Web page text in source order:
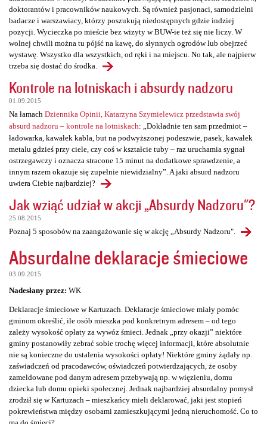
doktorantów i pracowników naukowych. Są również pasjonaci, samodzielni
badacze i warszawiacy, którzy poszukują niedostępnych gdzie indziej
pozycji. Wycieczka po mieście bez wizyty w BUW-ie też się nie liczy. W
wolnej chwili można tu pójść na kawę, do słynnych ogrodów lub obejrzeć
wystawę. Wszystko dla wszystkich, od ręki i na miejscu. No tak, ale najpierw
trzeba się dostać do środka.
Kontrole na lotniskach i absurdy nadzoru
01.09.2015
Na łamach Dziennika Opinii, Katarzyna Szymielewicz przedstawia swój
absurd nadzoru – kontrole na lotniskach: „Dokładnie ten sam przedmiot –
ładowarka, kawałek kabla, but na podwyższonej podeszwie, pasek, kawałek
metalu gdzieś przy ciele, czy coś w kształcie tuby – raz uruchamia sygnał
ostrzegawczy i oznacza stracone 15 minut na dodatkowe sprawdzenie, a
innym razem okazuje się zupełnie niewidzialny”. A jaki absurd nadzoru
uwiera Ciebie najbardziej?
Jak wziąć udział w akcji „Absurdy Nadzoru"?
25.08.2015
Poznaj 5 sposobów na zaangażowanie się w akcję „Absurdy Nadzoru".
Absurdalne deklaracje śmieciowe
03.09.2015
Nadesłany przez: WK
Deklaracje śmieciowe w Kartuzach. Deklaracje śmieciowe miały pomóc
gminom określić, ile osób mieszka pod konkretnym adresem – od tego
zależy wysokość opłaty za wywóz śmieci. Jednak „przy okazji” niektóre
gminy postanowiły zebrać sobie trochę więcej informacji, które absolutnie
nie są konieczne do ustalenia wysokości opłaty! Niektóre gminy żądały np.
zaświadczeń od pracodawców, oświadczeń potwierdzających, że osoby
zameldowane pod danym adresem przebywają np. w więzieniu, domu
dziecka lub domu opieki społecznej. Jednak najbardziej absurdalny pomysł
zrodził się w Kartuzach – mieszkańcy mieli deklarować, jaki jest stopień
pokrewieństwa między osobami zamieszkującymi jedną nieruchomość. Co to